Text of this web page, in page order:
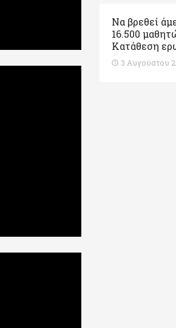
Να βρεθεί
16.500
Κατάθεση
3 Αυγούστου